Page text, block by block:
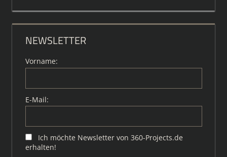
NEWSLETTER
Vorname:
E-Mail:
Ich möchte Newsletter von 360-Projects.de
erhalten!